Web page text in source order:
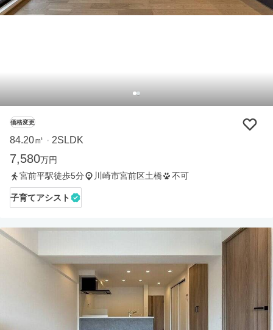
価格変更
84.20㎡ ・ 2SLDK
7,580万円
宮前平駅徒歩5分
川崎市宮前区土橋 不可
子育てアシスト